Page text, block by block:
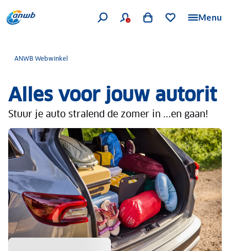
Menu
ANWB Webwinkel
Alles voor jouw autorit
Stuur je auto stralend de zomer in ...en gaan!